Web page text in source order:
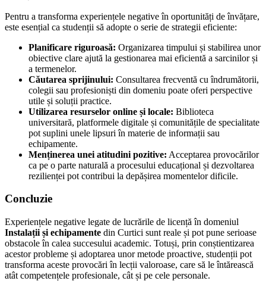
Pentru a transforma experiențele negative în oportunități de învățare,
este esențial ca studenții să adopte o serie de strategii eficiente:
Planificare riguroasă: Organizarea timpului și stabilirea unor
obiective clare ajută la gestionarea mai eficientă a sarcinilor și
a termenelor.
Căutarea sprijinului: Consultarea frecventă cu îndrumătorii,
colegii sau profesioniști din domeniu poate oferi perspective
utile și soluții practice.
Utilizarea resurselor online și locale: Biblioteca
universitară, platformele digitale și comunitățile de specialitate
pot suplini unele lipsuri în materie de informații sau
echipamente.
Menținerea unei atitudini pozitive: Acceptarea provocărilor
ca pe o parte naturală a procesului educațional și dezvoltarea
rezilienței pot contribui la depășirea momentelor dificile.
Concluzie
Experiențele negative legate de lucrările de licență în domeniul
Instalații și echipamente din Curtici sunt reale și pot pune serioase
obstacole în calea succesului academic. Totuși, prin conștientizarea
acestor probleme și adoptarea unor metode proactive, studenții pot
transforma aceste provocări în lecții valoroase, care să le întărească
atât competențele profesionale, cât și pe cele personale.